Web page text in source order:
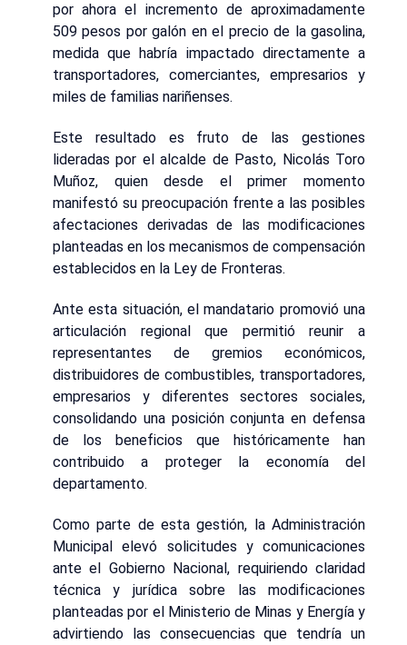
por ahora el incremento de aproximadamente
509 pesos por galón en el precio de la gasolina,
medida que habría impactado directamente a
transportadores, comerciantes, empresarios y
miles de familias nariñenses.
Este resultado es fruto de las gestiones
lideradas por el alcalde de Pasto, Nicolás Toro
Muñoz, quien desde el primer momento
manifestó su preocupación frente a las posibles
afectaciones derivadas de las modificaciones
planteadas en los mecanismos de compensación
establecidos en la Ley de Fronteras.
Ante esta situación, el mandatario promovió una
articulación regional que permitió reunir a
representantes de gremios económicos,
distribuidores de combustibles, transportadores,
empresarios y diferentes sectores sociales,
consolidando una posición conjunta en defensa
de los beneficios que históricamente han
contribuido a proteger la economía del
departamento.
Como parte de esta gestión, la Administración
Municipal elevó solicitudes y comunicaciones
ante el Gobierno Nacional, requiriendo claridad
técnica y jurídica sobre las modificaciones
planteadas por el Ministerio de Minas y Energía y
advirtiendo las consecuencias que tendría un